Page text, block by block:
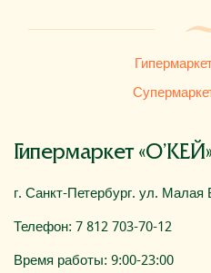
Гипермаркет
г. Санкт-Петербург. ул. Малая
Телефон: 7 812 703-70-12
Время работы: 9:00-23:00